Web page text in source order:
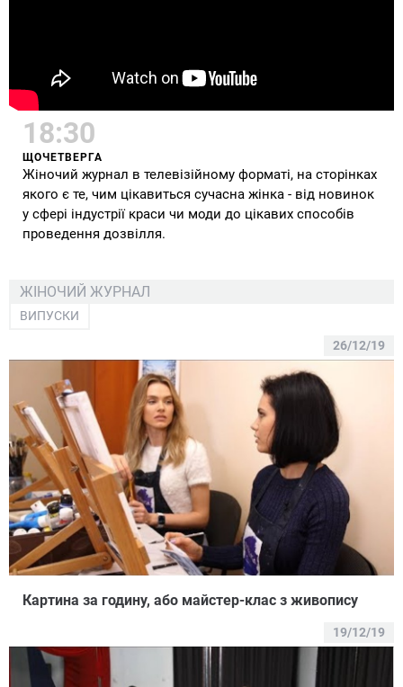
18:30
ЩОЧЕТВЕРГА
Жіночий журнал в телевізійному форматі, на сторінках
якого є те, чим цікавиться сучасна жінка - від новинок
у сфері індустрії краси чи моди до цікавих способів
проведення дозвілля.
ЖІНОЧИЙ ЖУРНАЛ
ВИПУСКИ
26/12/19
Картина за годину, або майстер-клас з живопису
19/12/19